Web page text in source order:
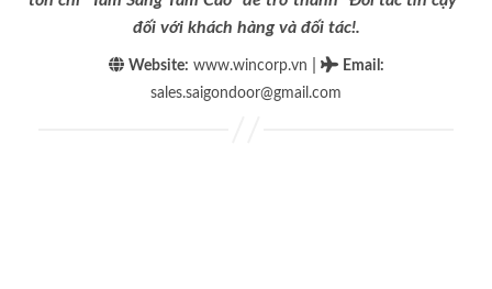
đối với khách hàng và đối tác!.
Website: www.wincorp.vn Email :
sales.saigondoor@gmail.com